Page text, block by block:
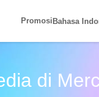
PromosiBahasa
di